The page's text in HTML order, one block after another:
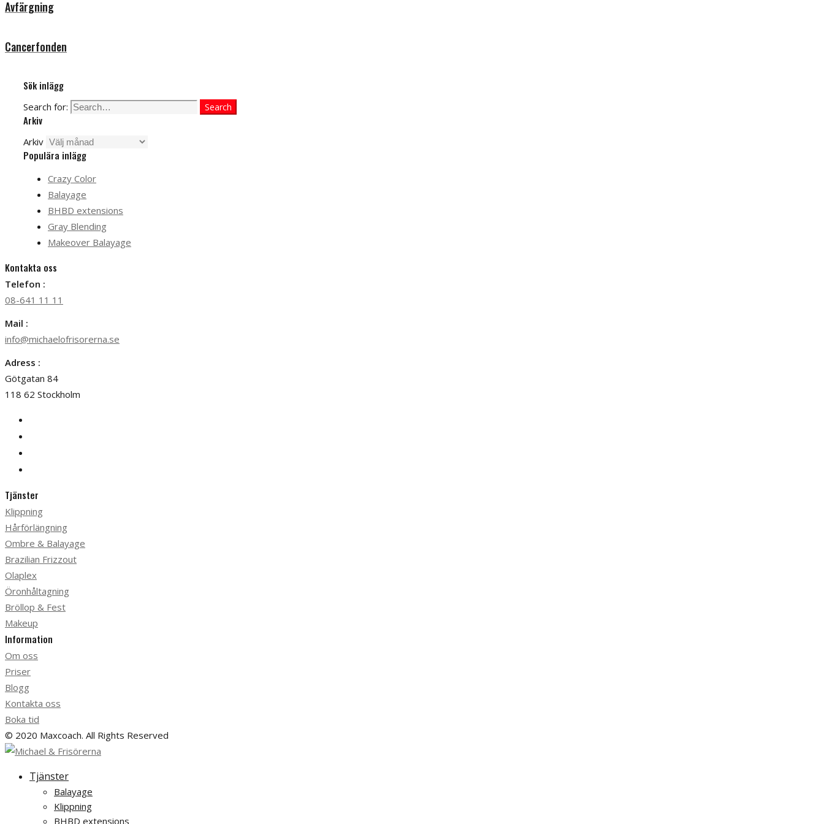
Avfärgning
Cancerfonden
Sök inlägg
Search for: Search
Arkiv
Arkiv
Populära inlägg
Crazy Color
Balayage
BHBD extensions
Gray Blending
Makeover Balayage
Kontakta oss
Telefon :
08-641 11 11
Mail :
info@michaelofrisorerna.se
Adress :
Götgatan 84
118 62 Stockholm
Tjänster
Klippning
Hårförlängning
Ombre & Balayage
Brazilian Frizzout
Olaplex
Öronhåltagning
Bröllop & Fest
Makeup
Information
Om oss
Priser
Blogg
Kontakta oss
Boka tid
© 2020 Maxcoach. All Rights Reserved
Tjänster
Balayage
Klippning
BHBD extensions